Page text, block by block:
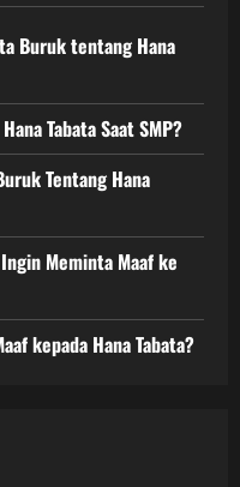
Buruk tentang Hana
Tabata Saat SMP?
Tentang Hana
Meminta Maaf ke
kepada Hana Tabata?